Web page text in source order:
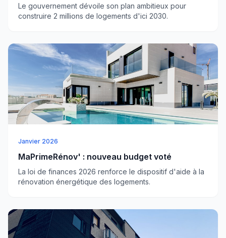
Le gouvernement dévoile son plan ambitieux pour
construire 2 millions de logements d'ici 2030.
Janvier 2026
MaPrimeRénov' : nouveau budget voté
La loi de finances 2026 renforce le dispositif d'aide à la
rénovation énergétique des logements.